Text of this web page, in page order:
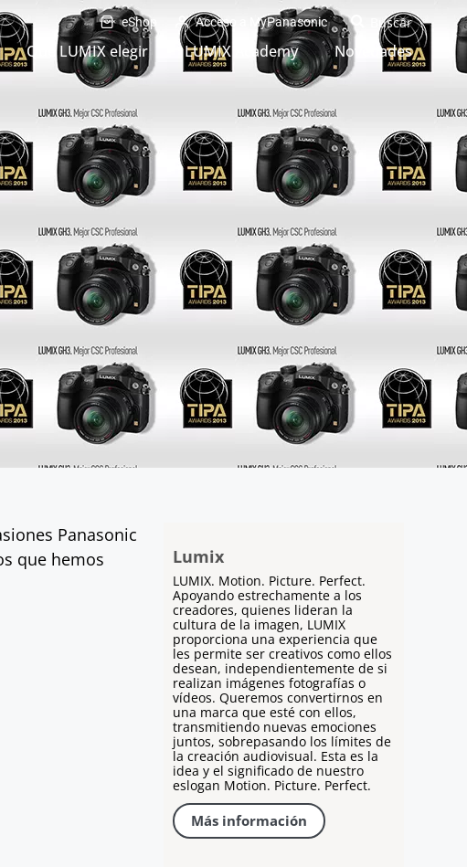
eShop Acceso a MyPanasonic
Qué LUMIX elegir LUMIX Academy Novedades
Panasonic
que hemos
Lumix
LUMIX. Motion. Picture. Perfect.
Apoyando estrechamente a los
creadores, quienes lideran la
cultura de la imagen, LUMIX
proporciona una experiencia que
les permite ser creativos como ellos
desean, independientemente de si
realizan imágenes fotografías o
vídeos. Queremos convertirnos en
una marca que esté con ellos,
transmitiendo nuevas emociones
juntos, sobrepasando los límites de
la creación audiovisual. Esta es la
idea y el significado de nuestro
eslogan Motion. Picture. Perfect.
Más información